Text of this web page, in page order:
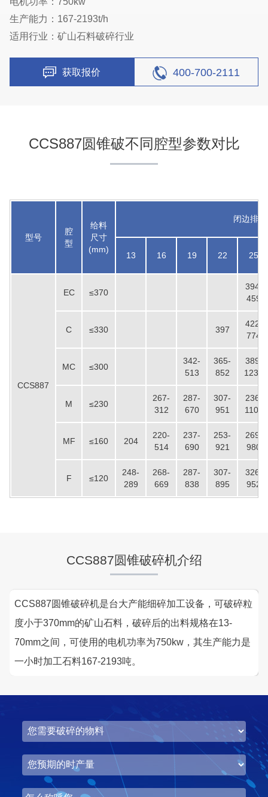
生产能力：167-2193t/h
适用行业：矿山石料破碎行业
获取报价 400-700-2111
CCS887圆锥破不同腔型参数对比
型号
腔
型
给料
尺寸
(mm)
闭边排
13 16 19 22 25
CCS887
EC ≤370
394-
459
C ≤330 397
422-
774
MC ≤300
342-
513
365-
852
389-
1232
M ≤230
267-
312
287-
670
307-
951
236-
1106
MF ≤160 204
220-
514
237-
690
253-
921
269-
980
F ≤120
248-
289
268-
669
287-
838
307-
895
326-
952
CCS887圆锥破碎机介绍
CCS887圆锥破碎机是台大产能细碎加工设备，可破碎粒
度小于370mm的矿山石料，破碎后的出料规格在13-
70mm之间，可使用的电机功率为750kw，其生产能力是
一小时加工石料167-2193吨。